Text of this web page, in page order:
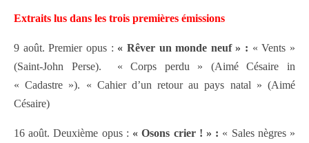
Extraits lus dans les trois premières émissions
9 août. Premier opus : « Rêver un monde neuf » : « Vents »
(Saint-John Perse).
« Corps perdu » (Aimé Césaire in
« Cadastre »). « Cahier d’un retour au pays natal » (Aimé
Césaire)
16 août. Deuxième opus : « Osons crier ! » : « Sales nègres »